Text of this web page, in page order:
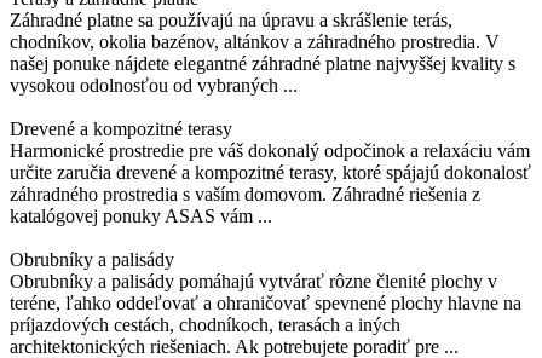
Záhradné platne sa používajú na úpravu a skrášlenie terás,
chodníkov, okolia bazénov, altánkov a záhradného prostredia. V
našej ponuke nájdete elegantné záhradné platne najvyššej kvality s
vysokou odolnosťou od vybraných ...
Drevené a kompozitné terasy
Harmonické prostredie pre váš dokonalý odpočinok a relaxáciu vám
určite zaručia drevené a kompozitné terasy, ktoré spájajú dokonalosť
záhradného prostredia s vaším domovom. Záhradné riešenia z
katalógovej ponuky ASAS vám ...
Obrubníky a palisády
Obrubníky a palisády pomáhajú vytvárať rôzne členité plochy v
teréne, ľahko oddeľovať a ohraničovať spevnené plochy hlavne na
príjazdových cestách, chodníkoch, terasách a iných
architektonických riešeniach. Ak potrebujete poradiť pre ...